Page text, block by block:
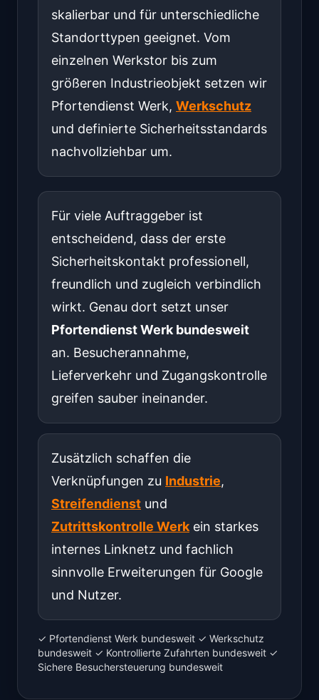
skalierbar und für unterschiedliche
Standorttypen geeignet. Vom
einzelnen Werkstor bis zum
größeren Industrieobjekt setzen wir
Pfortendienst Werk, Werkschutz
und definierte Sicherheitsstandards
nachvollziehbar um.
Für viele Auftraggeber ist
entscheidend, dass der erste
Sicherheitskontakt professionell,
freundlich und zugleich verbindlich
wirkt. Genau dort setzt unser
Pfortendienst Werk bundesweit
an. Besucherannahme,
Lieferverkehr und Zugangskontrolle
greifen sauber ineinander.
Zusätzlich schaffen die
Verknüpfungen zu Industrie,
Streifendienst und
Zutrittskontrolle Werk ein starkes
internes Linknetz und fachlich
sinnvolle Erweiterungen für Google
und Nutzer.
✓ Pfortendienst Werk bundesweit ✓ Werkschutz
bundesweit ✓ Kontrollierte Zufahrten bundesweit ✓
Sichere Besuchersteuerung bundesweit